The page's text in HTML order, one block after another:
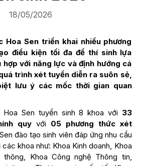
18/05/2026
Hoa Sen triển khai nhiều phương
điều kiện tối đa để thí sinh lựa
hợp với năng lực và định hướng cá
trình xét tuyển diễn ra suôn sẻ,
lưu ý các mốc thời gian quan
Hoa Sen tuyển sinh 8 khoa với 33
quyvới 05 phương thức xét
đào tạo sinh viên đáp ứng nhu cầu
khoa như: Khoa Kinh doanh, Khoa
thông, Khoa Công nghệ Thông tin,